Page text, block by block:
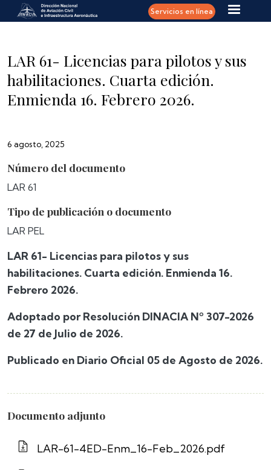
Pasar al contenido principal Servicios en línea
LAR 61- Licencias para pilotos y sus
habilitaciones. Cuarta edición.
Enmienda 16. Febrero 2026.
6 agosto, 2025
Número del documento
LAR 61
Tipo de publicación o documento
LAR PEL
LAR 61- Licencias para pilotos y sus
habilitaciones. Cuarta edición. Enmienda 16.
Febrero 2026.
Adoptado por Resolución DINACIA Nº 307-2026
de 27 de Julio de 2026.
Publicado en Diario Oficial 05 de Agosto de 2026.
Documento adjunto
LAR-61-4ED-Enm_16-Feb_2026.pdf